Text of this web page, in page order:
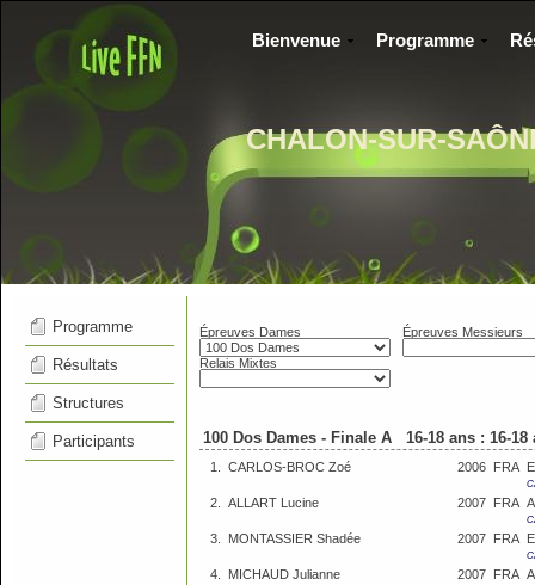
CHALON-SUR-
Bienvenue Programme
Programme
Résultats
Structures
Participants
Épreuves Dames Épreuves Messieurs
Relais Mixtes
100 Dos Dames - Finale A 16-18 ans : 16-
1. CARLOS-BROC Zoé 2006 FRA
2. ALLART Lucine 2007 FRA
3. MONTASSIER Shadée 2007 FRA
4. MICHAUD Julianne 2007 FRA